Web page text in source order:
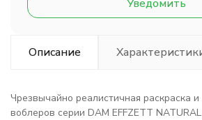
Уведомить
Описание
Чрезвычайно реалистичная раскраска
воблеров серии DAM EFFZETT NATURAL